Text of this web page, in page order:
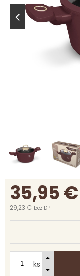
35,95€
29,23 € bez DPH
ks